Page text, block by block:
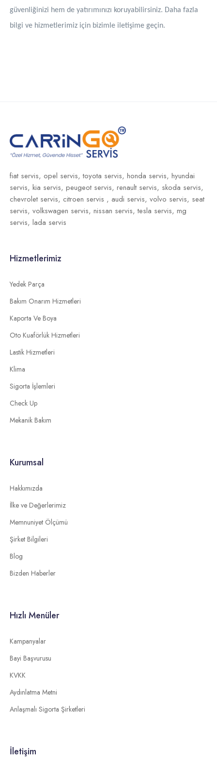
güvenliğinizi hem de yatırımınızı koruyabilirsiniz. Daha fazla
bilgi ve hizmetlerimiz için bizimle iletişime geçin.
fiat servis, opel servis,toyota servis, honda servis, hyundai
servis, kia servis, peugeot servis, renault servis, skoda servis,
chevrolet servis, citroen servis , audi servis, volvo servis, seat
servis, volkswagen servis, nissan servis,tesla servis, mg
servis, lada servis
Hizmetlerimiz
Yedek Parça
Bakım Onarım Hizmetleri
Kaporta Ve Boya
Oto Kuaförlük Hizmetleri
Lastik Hizmetleri
Klima
Sigorta İşlemleri
Check Up
Mekanik Bakım
Kurumsal
Hakkımızda
İlke ve Değerlerimiz
Memnuniyet Ölçümü
Şirket Bilgileri
Blog
Bizden Haberler
Hızlı Menüler
Kampanyalar
Bayi Başvurusu
KVKK
Aydınlatma Metni
Anlaşmalı Sigorta Şirketleri
İletişim